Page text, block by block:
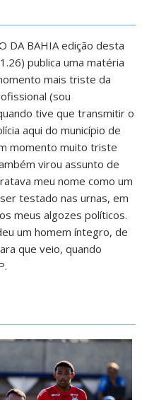
DA BAHIA edição desta
publica uma matéria
mais triste da
(sou
tive que transmitir o
aqui do município de
momento muito triste
virou assunto de
meu nome como um
testado nas urnas, em
meus algozes políticos.
um homem íntegro, de
que veio, quando